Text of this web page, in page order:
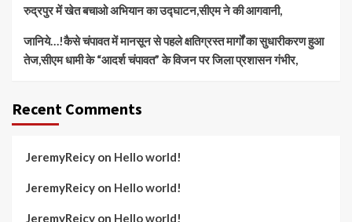
रुद्रपुर में खेत बचाओ अभियान का उद्घाटन,सीएम ने की आगवानी,
जानिये…!कैसे चंपावत में मानसून से पहले क्षतिग्रस्त मार्गों का सुधारीकरण हुआ
तेज,सीएम धामी के “आदर्श चंपावत” के विजन पर जिला प्रशासन गंभीर,
Recent Comments
JeremyReicy on Hello world!
JeremyReicy on Hello world!
JeremyReicy on Hello world!